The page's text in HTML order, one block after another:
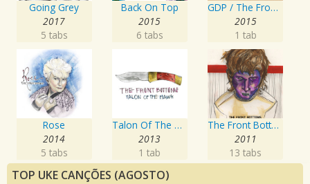
Going Grey
2017
5 tabs
Back On Top
2015
6 tabs
GDP / The Front Bottoms
2015
1 tab
Rose
2014
5 tabs
Talon Of The Hawk
2013
1 tab
The Front Bottoms
2011
13 tabs
TOP UKE CANÇÕES (AGOSTO)